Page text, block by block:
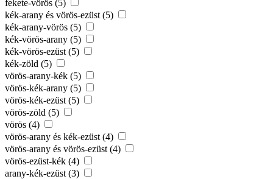
fekete-vörös (5)
kék-arany és vörös-ezüst (5)
kék-arany-vörös (5)
kék-vörös-arany (5)
kék-vörös-ezüst (5)
kék-zöld (5)
vörös-arany-kék (5)
vörös-kék-arany (5)
vörös-kék-ezüst (5)
vörös-zöld (5)
vörös (4)
vörös-arany és kék-ezüst (4)
vörös-arany és vörös-ezüst (4)
vörös-ezüst-kék (4)
arany-kék-ezüst (3)